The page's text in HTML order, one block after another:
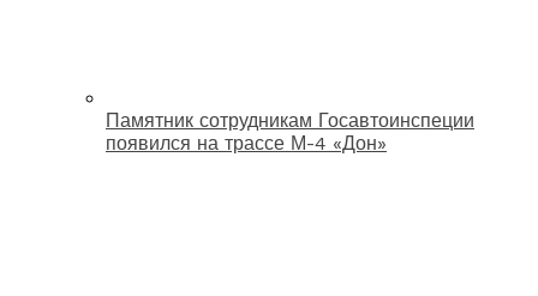
Памятник сотрудникам Госавтоинспеции
появился на трассе М-4 «Дон»